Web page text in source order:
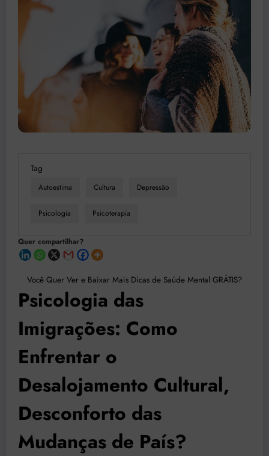
Tag
Autoestima Cultura Depressão
Psicologia Psicoterapia
Quer compartilhar?
Você Quer Ver e Baixar Mais Dicas de Saúde Mental GRÁTIS?
Psicologia das
Imigrações: Como
Enfrentar o
Desalojamento Cultural,
Desconforto das
Mudanças de País?